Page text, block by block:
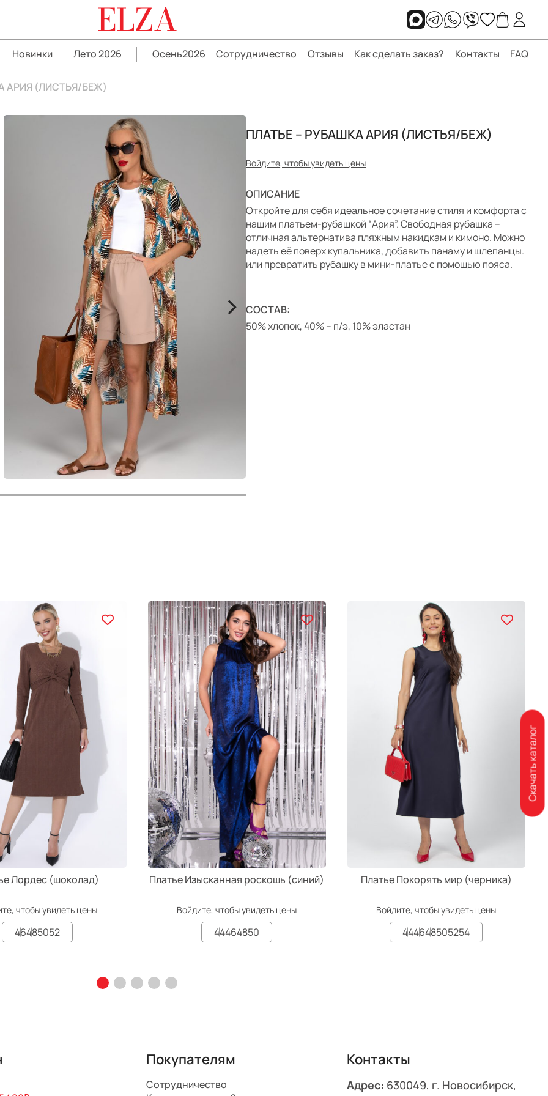
ELZA
Новинки Лето 2026 Осень2026 Сотрудничество Отзывы Как сделать заказ? Контакты FAQ
АРИЯ (ЛИСТЬЯ/БЕЖ)
>
ПЛАТЬЕ – РУБАШКА АРИЯ (ЛИСТЬЯ/БЕЖ)
Войдите, чтобы увидеть цены
ОПИСАНИЕ
Откройте для себя идеальное сочетание стиля и комфорта с
нашим платьем-рубашкой “Ария”. Свободная рубашка –
отличная альтернатива пляжным накидкам и кимоно. Можно
надеть её поверх купальника, добавить панаму и шлепанцы.
или превратить рубашку в мини-платье с помощью пояса.
СОСТАВ:
50% хлопок, 40% – п/э, 10% эластан
Лордес (шоколад)
чтобы увидеть цены
46485052
Платье Изысканная роскошь (синий)
Войдите, чтобы увидеть цены
44464850
Платье Покорять мир (черника)
Войдите, чтобы увидеть цены
444648505254
Покупателям
Сотрудничество
Контакты
Адрес: 630049, г. Новосибирск,
Скачать каталог